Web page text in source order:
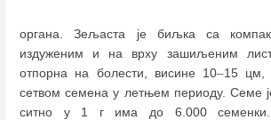
органа. Зељаста је биљка са
издуженим и на врху зашиљеним
отпорна на болести, висине 10–15 цм,
сетвом семена у летњем периоду. Семе
ситно у 1 г има до 6.000